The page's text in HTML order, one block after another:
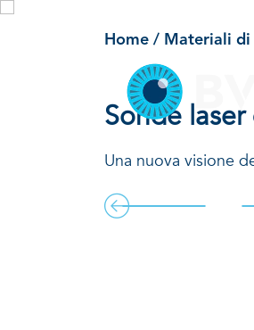
Skip
Home / Materiali di
Sonde
Una nuova visione